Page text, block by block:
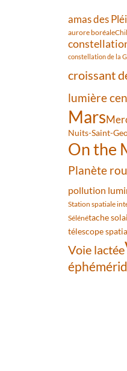
amas des
aurore boréale
constellation de la
croissant
lumière
Mars
Nuits-Saint-
On the
Planète
pollution
Station spatiale
Sélénétache
télescope
Voie lactée